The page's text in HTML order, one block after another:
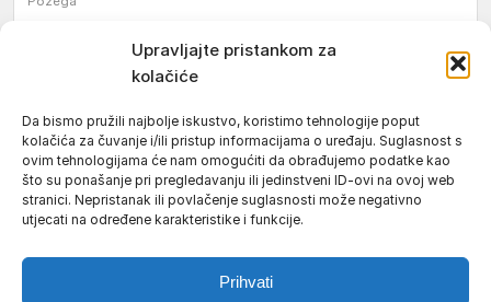
Upravljajte pristankom za
kolačiće
Da bismo pružili najbolje iskustvo, koristimo tehnologije poput
kolačića za čuvanje i/ili pristup informacijama o uređaju. Suglasnost s
ovim tehnologijama će nam omogućiti da obrađujemo podatke kao
što su ponašanje pri pregledavanju ili jedinstveni ID-ovi na ovoj web
stranici. Nepristanak ili povlačenje suglasnosti može negativno
utjecati na određene karakteristike i funkcije.
Prihvati
Sezonski pomoćni radnik / sezonska pomoćna radnica
Pomoćni pekar / pomoćna pekarica
Pekar / pekarica
Požega
Konobar / konobarica
Požega